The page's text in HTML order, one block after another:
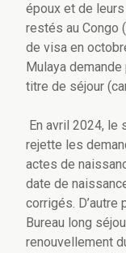
époux et de
restés au Congo
de visa en
Mulaya
titre de séjour
En avril 2024, le
rejette les
actes de
date de
corrigés.
Bureau long
renouvellement